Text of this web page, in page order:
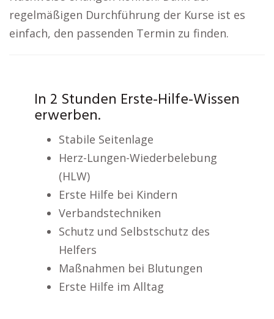
regelmäßigen Durchführung der Kurse ist es
einfach, den passenden Termin zu finden.
In 2 Stunden Erste-Hilfe-Wissen
erwerben.
Stabile Seitenlage
Herz-Lungen-Wiederbelebung
(HLW)
Erste Hilfe bei Kindern
Verbandstechniken
Schutz und Selbstschutz des
Helfers
Maßnahmen bei Blutungen
Erste Hilfe im Alltag